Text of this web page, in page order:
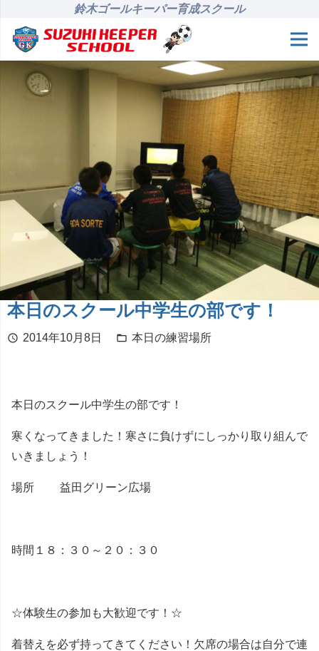
鈴木ゴールキーパー育成スクール
本日のスクール中学生の部です！
schedule 2014年10月8日 folder_open 本日の練習場所
本日のスクール中学生の部です！
寒くなってきました！寒さに負けずにしっかり取り組んで
いきましょう！
場所 益田グリーン広場
時間１８：３０～２０：３０
☆体験生の参加も大歓迎です！☆
着替えを必ず持ってきてください！欠席の場合は自分で連